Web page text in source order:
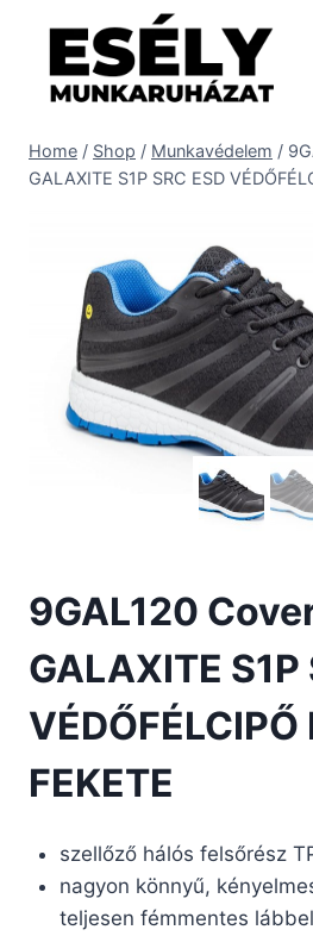
content
Home / Shop / Munkavédelem /
GALAXITE S1P SRC ESD
9GAL120
GALAXITE S1P
VÉDŐFÉLCIPŐ
FEKETE
szellőző hálós felsőrész
nagyon könnyű,
teljesen fémmentes